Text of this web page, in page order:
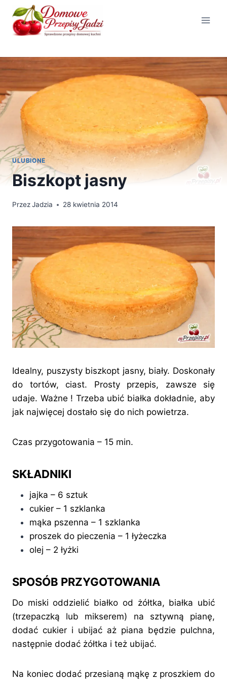
Przejdź
treści
ULUBIONE
Biszkopt jasny
PrzezJadzia 28 kwietnia 2014
Idealny, puszysty biszkopt jasny, biały. Doskonały
do tortów, ciast. Prosty przepis, zawsze się
udaje. Ważne ! Trzeba ubić białka dokładnie, aby
jak najwięcej dostało się do nich powietrza.
Czas przygotowania – 15 min.
SKŁADNIKI
jajka – 6 sztuk
cukier – 1 szklanka
mąka pszenna – 1 szklanka
proszek do pieczenia – 1 łyżeczka
olej – 2 łyżki
SPOSÓB PRZYGOTOWANIA
Do miski oddzielić białko od żółtka, białka ubić
(trzepaczką lub mikserem) na sztywną pianę,
dodać cukier i ubijać aż piana będzie pulchna,
następnie dodać żółtka i też ubijać.
Na koniec dodać przesianą mąkę z proszkiem do